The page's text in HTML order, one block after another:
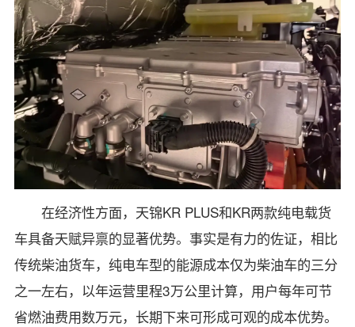
在经济性方面，天锦KR PLUS和KR两款纯电载货
车具备天赋异禀的显著优势。事实是有力的佐证，相比
传统柴油货车，纯电车型的能源成本仅为柴油车的三分
之一左右，以年运营里程3万公里计算，用户每年可节
省燃油费用数万元，长期下来可形成可观的成本优势。